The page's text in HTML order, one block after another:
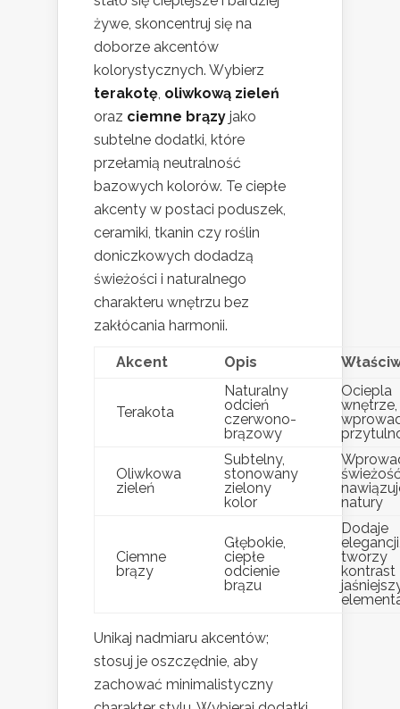
żywe, skoncentruj się na
doborze akcentów
kolorystycznych. Wybierz
terakotę, oliwkową zieleń
oraz ciemne brązy jako
subtelne dodatki, które
przełamią neutralność
bazowych kolorów. Te ciepłe
akcenty w postaci poduszek,
ceramiki, tkanin czy roślin
doniczkowych dodadzą
świeżości i naturalnego
charakteru wnętrzu bez
zakłócania harmonii.
Akcent Opis
Terakota
Naturalny
odcień
czerwono-
brązowy
Ociepla
wnętrze,
Oliwkowa
zieleń
Subtelny,
stonowany
zielony
kolor
natury
Ciemne
brązy
Głębokie,
ciepłe
odcienie
brązu
Dodaje
tworzy
kontrast
Unikaj nadmiaru akcentów;
stosuj je oszczędnie, aby
zachować minimalistyczny